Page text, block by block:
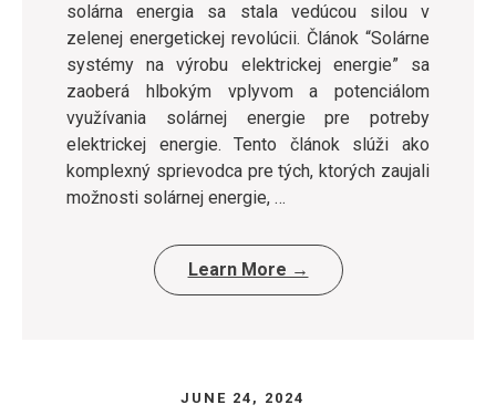
solárna energia sa stala vedúcou silou v
zelenej energetickej revolúcii. Článok “Solárne
systémy na výrobu elektrickej energie” sa
zaoberá hlbokým vplyvom a potenciálom
využívania solárnej energie pre potreby
elektrickej energie. Tento článok slúži ako
komplexný sprievodca pre tých, ktorých zaujali
možnosti solárnej energie, …
Learn More →
JUNE 24, 2024